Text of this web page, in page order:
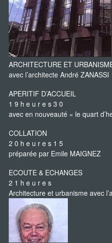
ARCHITECTURE ET
avec l’architecte André ZANASSI
APERITIF D’ACCUEIL
1 9 h e u r e s 3 0
avec en nouveauté « le quart
COLLATION
2 0 h e u r e s 1 5
préparée par Emile MAIGNEZ
ECOUTE & ECHANGES
2 1 h e u r e s
Architecture et urbanisme avec